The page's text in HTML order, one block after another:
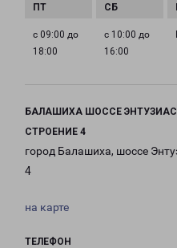
с 09:00 до
18:00
с 10:00 до
16:00
БАЛАШИХА ШОССЕ
СТРОЕНИЕ 4
город Балашиха, шоссе
4
на карте
ТЕЛЕФОН